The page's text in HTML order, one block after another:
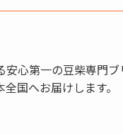
心第一の豆柴専門ブ
国へお届けします。